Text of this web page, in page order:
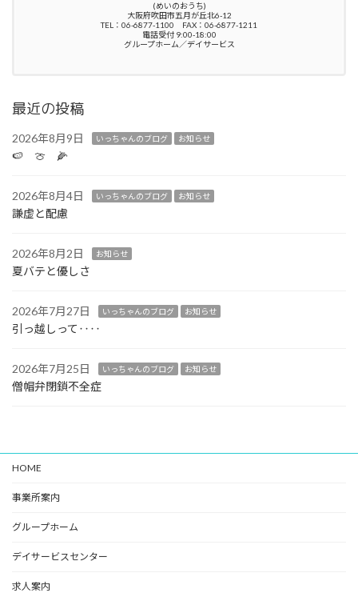
(めいのおうち)
大阪府吹田市五月が丘北6-12
TEL：06-6877-1100 FAX：06-6877-1211
電話受付 9:00-18:00
グループホーム／デイサービス
最近の投稿
2026年8月9日 いっちゃんのブログ お知らせ
🍉 🍈 🌽
2026年8月4日 いっちゃんのブログ お知らせ
謙虚と配慮
2026年8月2日 お知らせ
夏バテと優しさ
2026年7月27日 いっちゃんのブログ お知らせ
引っ越しって‥‥
2026年7月25日 いっちゃんのブログ お知らせ
僧帽弁閉鎖不全症
HOME
事業所案内
グループホーム
デイサービスセンター
求人案内